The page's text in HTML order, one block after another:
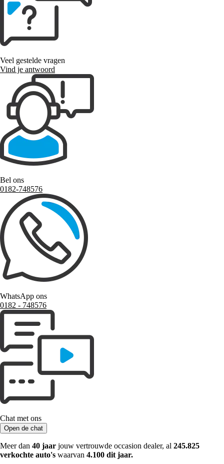
Veel gestelde vragen
Vind je antwoord
Bel ons
0182-748576
WhatsApp ons
0182 ‑ 748576
Chat met ons
Open de chat
Meer dan 40 jaar jouw vertrouwde occasion dealer, al 245.825
verkochte auto's waarvan 4.100 dit jaar.